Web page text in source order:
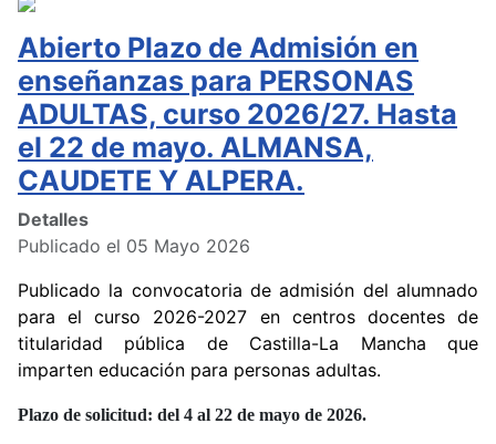
Abierto Plazo de Admisión en
enseñanzas para PERSONAS
ADULTAS, curso 2026/27. Hasta
el 22 de mayo. ALMANSA,
CAUDETE Y ALPERA.
Detalles
Publicado el 05 Mayo 2026
Publicado la convocatoria de admisión del alumnado
para el curso 2026-2027 en centros docentes de
titularidad pública de Castilla-La Mancha que
imparten educación para personas adultas.
Plazo de solicitud: del 4 al 22 de mayo de 2026.